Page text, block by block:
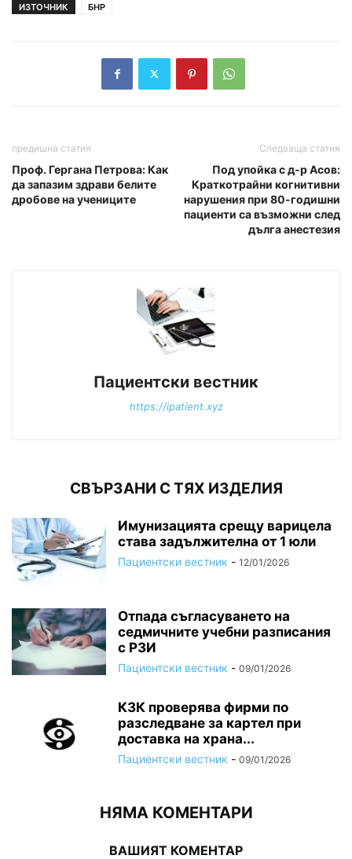
ИЗТОЧНИК БНР
предишна статия
Проф. Гергана Петрова: Как
да запазим здрави белите
дробове на учениците
Следваща статия
Под упойка с д-р Асов:
Краткотрайни когнитивни
нарушения при 80-годишни
пациенти са възможни след
дълга анестезия
Пациентски вестник
https://ipatient.xyz
СВЪРЗАНИ С ТЯХ ИЗДЕЛИЯ
Имунизацията срещу варицела
става задължителна от 1 юли
Пациентски вестник - 12/01/2026
Отпада съгласуването на
седмичните учебни разписания
с РЗИ
Пациентски вестник - 09/01/2026
КЗК проверява фирми по
разследване за картел при
доставка на храна...
Пациентски вестник - 09/01/2026
НЯМА КОМЕНТАРИ
ВАШИЯТ КОМЕНТАР